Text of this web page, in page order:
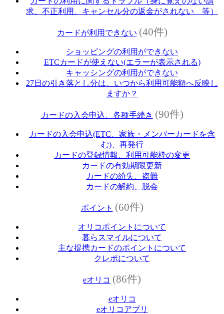
求、不正利用、キャンセル分の返金がされない 等）
カードが利用できない (40件)
ショッピングの利用ができない
ETCカードが使えない(エラーが表示される)
キャッシングの利用ができない
27日の引き落とし分は、いつから利用可能額へ反映し
ますか？
カードの入会申込、各種手続き (90件)
カードの入会申込(ETC、家族・メンバーカードを含
む)、再発行
カードの登録情報、利用可能枠の変更
カードの有効期限更新
カードの紛失、盗難
カードの解約、脱会
ポイント (60件)
オリコポイントについて
暮らスマイルについて
主な提携カードのポイントについて
クレポについて
eオリコ (86件)
eオリコ
eオリコアプリ